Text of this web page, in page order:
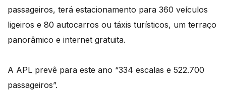
passageiros, terá estacionamento para 360 veículos
ligeiros e 80 autocarros ou táxis turísticos, um terraço
panorâmico e internet gratuita.
A APL prevê para este ano “334 escalas e 522.700
passageiros”.